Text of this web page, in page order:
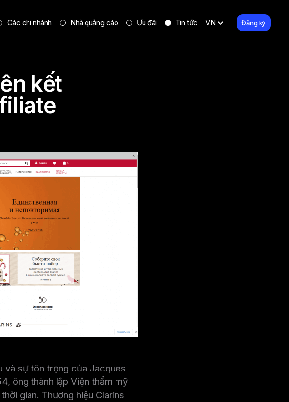
Các chi nhánh Nhà quảng cáo Ưu đãi Tin tức VN Đăng ký
kết
và sự tôn trọng của Jacques
ông thành lập Viện thẩm mỹ
gian. Thương hiệu Clarins